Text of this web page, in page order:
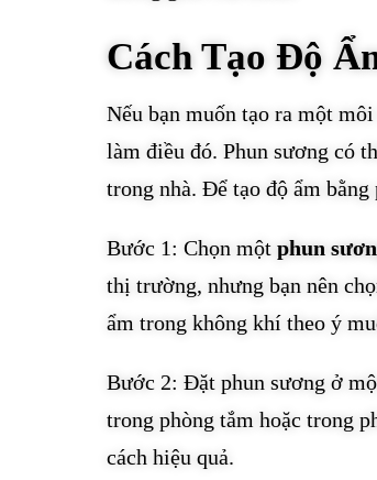
Cách Tạo Độ
Nếu bạn muốn tạo ra một
làm điều đó. Phun sương có
trong nhà. Để tạo độ ẩm
Bước 1: Chọn một phun
thị trường, nhưng bạn nên
ẩm trong không khí theo ý
Bước 2: Đặt phun sương ở
trong phòng tắm hoặc trong
cách hiệu quả.